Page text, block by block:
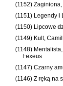
(1152)
(1151) Legendy i
(1150) Lipcowe
(1149) Kult,
(1148)
Fexeus
(1147) Czarny
(1146) Z ręką na